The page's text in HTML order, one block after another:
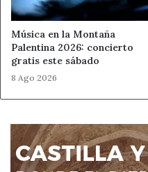
Música en la Montaña
Palentina 2026: concierto
gratis este sábado
8 Ago 2026